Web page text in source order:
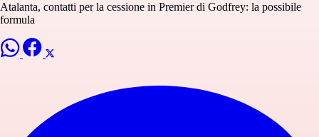
Atalanta, contatti per la cessione in Premier di Godfrey: la possibile
formula